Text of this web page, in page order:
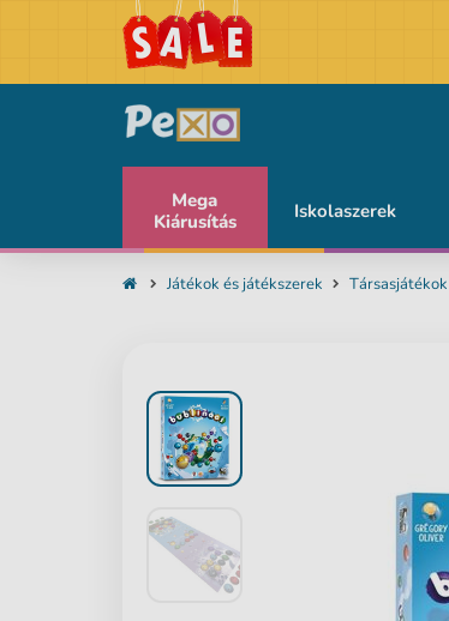
Mega
Kiárusítás
Iskolaszerek
Játékok és játékszerek Társasjátékok